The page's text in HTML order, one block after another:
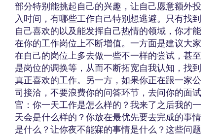
部分特别能挑起自己的兴趣，让自己愿意额外投
入时间，有哪些工作自己特别想逃避。只有找到
自己喜欢的以及能发挥自己热情的领域，你才能
在你的工作岗位上不断增值。一方面是建议大家
在自己的岗位上多去做一些不一样的尝试，甚至
是岗位的调换等，从而不断拓宽自我认知，找到
真正喜欢的工作。另一方，如果你正在跟一家公
司接洽，不要浪费你的问答环节，去问你的面试
官：你一天工作是怎么样的？我来了之后我的一
天会是什么样的？你放在最优先要去完成的事情
是什么？让你夜不能寐的事情是什么？这些问题